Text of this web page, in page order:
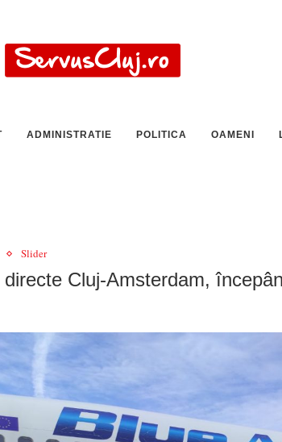
ADMINISTRATIE POLITICA OAMENI
Slider
Cluj-Amsterdam,